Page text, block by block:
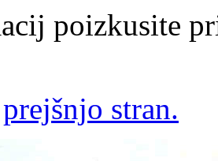
poizkusite
prejšnjo stran.